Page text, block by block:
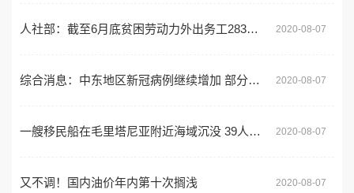
人社部：截至6月底贫困劳动力外出务工2831万人 超过去年 2020-08-07
综合消息：中东地区新冠病例继续增加 部分国家出现积极迹象 2020-08-07
一艘移民船在毛里塔尼亚附近海域沉没 39人死亡 2020-08-07
又不调！国内油价年内第十次搁浅 2020-08-07